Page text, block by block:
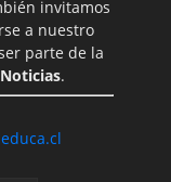
invitamos
a nuestro
parte de la
.